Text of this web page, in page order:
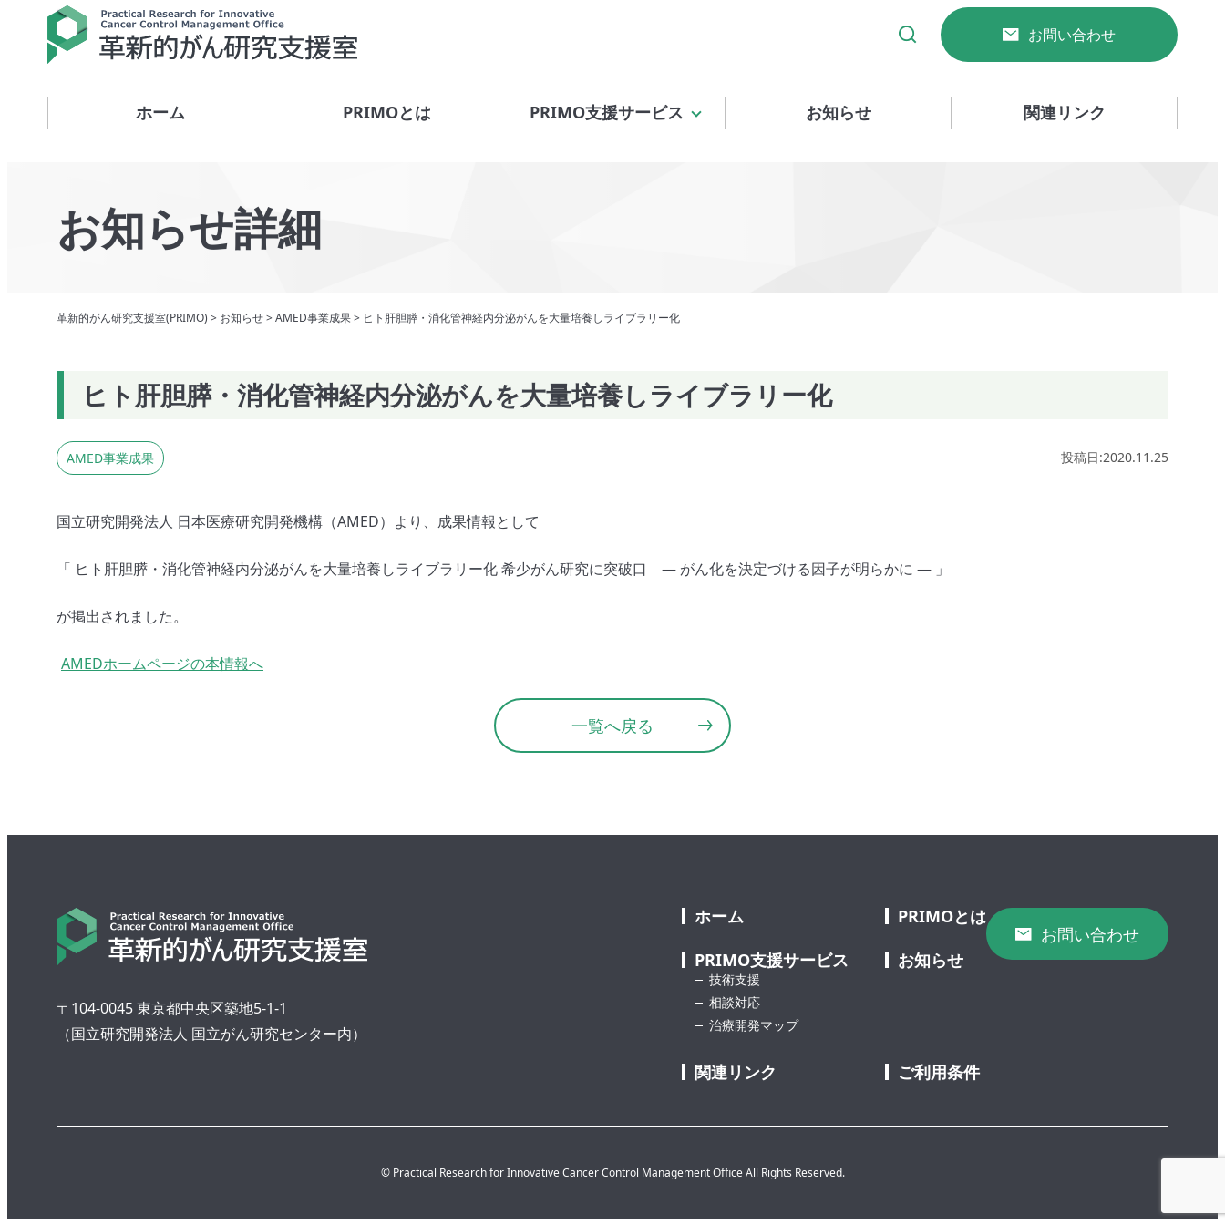
お問い合わせ
ホーム PRIMOとは PRIMO支援サービス お知らせ 関連リンク
お知らせ詳細
革新的がん研究支援室(PRIMO) > お知らせ>AMED事業成果> ヒト肝胆膵・消化管神経内分泌がんを大量培養しライブラリー化
ヒト肝胆膵・消化管神経内分泌がんを大量培養しライブラリー化
AMED事業成果 投稿日:2020.11.25
国立研究開発法人 日本医療研究開発機構（AMED）より、成果情報として
「 ヒト肝胆膵・消化管神経内分泌がんを大量培養しライブラリー化 希少がん研究に突破口 ― がん化を決定づける因子が明らかに ― 」
が掲出されました。
AMEDホームページの本情報へ
一覧へ戻る
〒104-0045 東京都中央区築地5-1-1
（国立研究開発法人 国立がん研究センター内）
ホーム
PRIMOとは
PRIMO支援サービス
技術支援
相談対応
治療開発マップ
お知らせ
関連リンク ご利用条件
お問い合わせ
© Practical Research for Innovative Cancer Control Management Office All Rights Reserved.